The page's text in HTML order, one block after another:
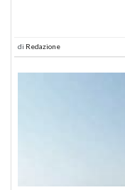
di Redazione